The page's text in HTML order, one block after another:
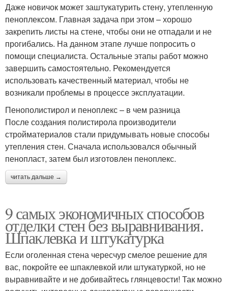
Даже новичок может заштукатурить стену, утепленную
пеноплексом. Главная задача при этом – хорошо
закрепить листы на стене, чтобы они не отпадали и не
прогибались. На данном этапе лучше попросить о
помощи специалиста. Остальные этапы работ можно
завершить самостоятельно. Рекомендуется
использовать качественный материал, чтобы не
возникали проблемы в процессе эксплуатации.
Пенополистирол и пеноплекс – в чем разница
После создания полистирола производители
стройматериалов стали придумывать новые способы
утепления стен. Сначала использовался обычный
пенопласт, затем был изготовлен пеноплекс.
читать дальше →
9 самых экономичных способов
отделки стен без выравнивания.
Шпаклевка и штукатурка
Если оголенная стена чересчур смелое решение для
вас, покройте ее шпаклевкой или штукатуркой, но не
выравнивайте и не добивайтесь глянцевости! Так можно